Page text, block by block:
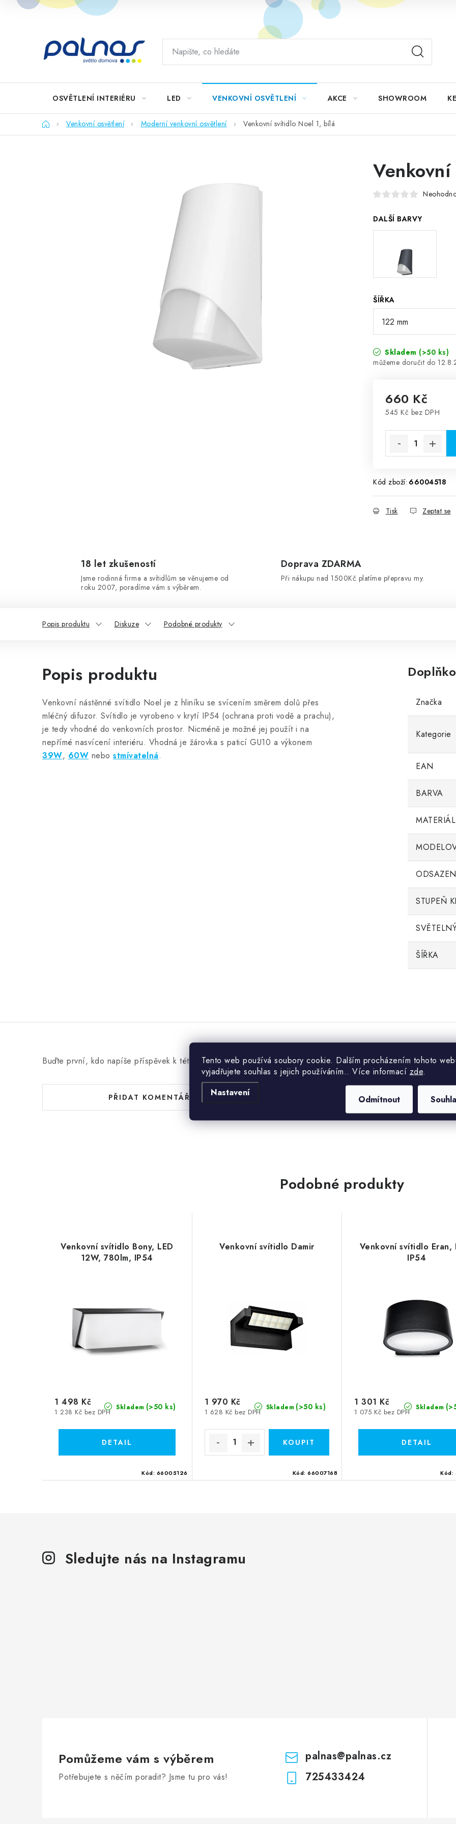
Tento web používá soubory cookie. Dalším procházením tohoto
vyjadřujete souhlas s jejich používáním.. Více informací zde.
Nastavení
Odmítnout
Přejít
OSVĚTLENÍ INTERIÉRU LED VENKOVNÍ OSVĚTLENÍ AKCE SHOWROOM
DomůVenkovní osvětlení Moderní venkovní osvětlení Venkovní svítidlo Noel 1, bílá
DALŠÍ BARVY
ŠÍŘKA
Skladem (>50 ks)
660 Kč
545 Kč bez DPH
Kód zboží: 66004518
Tisk Zeptat se
18 let zkušeností
Jsme rodinná firma a svítidlům se věnujeme od
roku 2007, poradíme vám s výběrem.
Doprava ZDARMA
Při nákupu nad 1500Kč platíme přepravu my.
Popis produktu Diskuze Podobné produkty
Popis produktu
Venkovní nástěnné svítidlo Noel je z hliníku se svícením směrem dolů přes
mléčný difuzor. Svítidlo je vyrobeno v krytí IP54 (ochrana proti vodě a prachu),
je tedy vhodné do venkovních prostor. Nicméně je možné jej použít i na
nepřímé nasvícení interiéru. Vhodná je žárovka s paticí GU10 a výkonem
39W, 60W nebo stmívatelná.
Značka
Kategorie
EAN
BARVA
MATERIÁL
STUPEŇ
ŠÍŘKA
Buďte první, kdo napíše příspěvek k této položce.
PŘIDAT KOMENTÁŘ
Podobné produkty
Venkovní svítidlo Bony, LED
12W, 780lm, IP54
Skladem (>50 ks)
1 238 Kč bez DPH
1 498 Kč
Kód: 66005126
Venkovní svítidlo Damir
Skladem (>50 ks)
1 628 Kč bez DPH
1 970 Kč
Kód: 66007168
Venkovní svítidlo Eran,
IP54
Skladem
1 075 Kč bez DPH
1 301 Kč
Kód:
Sledujte nás na Instagramu
Pomůžeme vám s výběrem
Potřebujete s něčím poradit? Jsme tu pro vás!
palnas@palnas.cz
725433424